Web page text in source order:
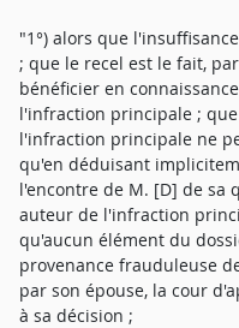
"1°) alors que
; que le recel est le fait,
bénéficier en
l'infraction principale ;
l'infraction principale ne
qu'en déduisant
l'encontre de M. [D] de sa
auteur de l'infraction
qu'aucun élément du
provenance frauduleuse
par son épouse, la cour
à sa décision ;